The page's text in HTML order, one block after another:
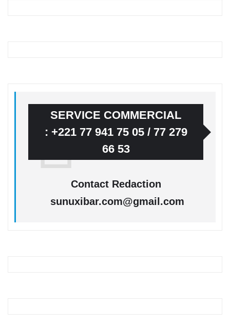
SERVICE COMMERCIAL
: +221 77 941 75 05 / 77 279
66 53
Contact Redaction
sunuxibar.com@gmail.com